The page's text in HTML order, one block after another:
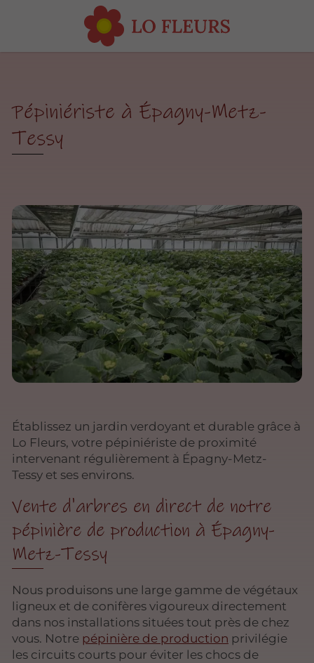
Pépiniériste à Épagny-Metz-
Tessy
Établissez un jardin verdoyant et durable grâce à
Lo Fleurs, votre pépiniériste de proximité
intervenant régulièrement à Épagny-Metz-
Tessy et ses environs.
Vente d'arbres en direct de notre
pépinière de production à Épagny-
Metz-Tessy
Nous produisons une large gamme de végétaux
ligneux et de conifères vigoureux directement
dans nos installations situées tout près de chez
vous. Notre pépinière de production privilégie
les circuits courts pour éviter les chocs de